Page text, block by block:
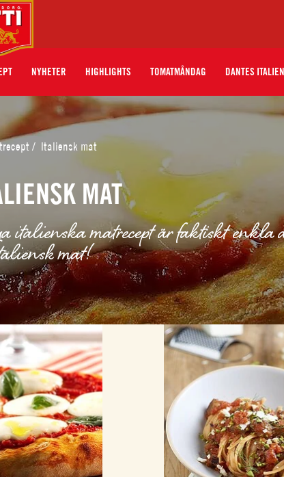
NYHETER HIGHLIGHTS TOMATMÅNDAG DANTES ITALIEN
/ Italiensk mat
MAT
italienska matrecept är faktiskt
mat!